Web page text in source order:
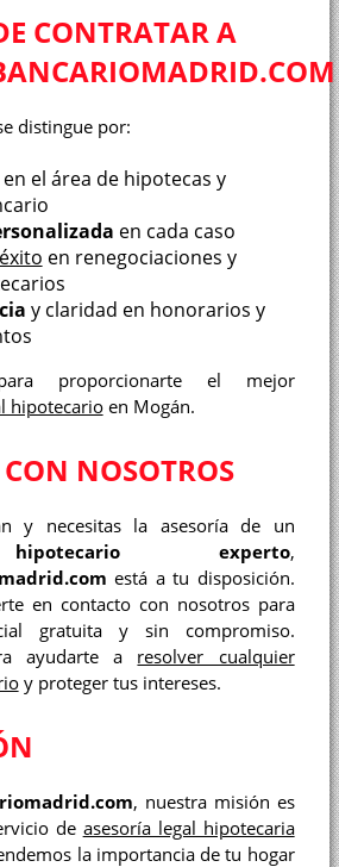
CONTRATAR A
distingue por:
en el área de hipotecas y
en cada caso
éxito en renegociaciones y
y claridad en honorarios y
proporcionarte el mejor
hipotecarioen Mogán.
NOSOTROS
y necesitas la asesoría de un
experto,
está a tu disposición.
en contacto con nosotros para
gratuita y sin compromiso.
ayudarte a resolver cualquier
y proteger tus intereses.
, nuestra misión es
de asesoría legal hipotecaria
la importancia de tu hogar